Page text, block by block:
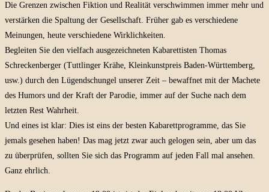
Die Grenzen zwischen Fiktion und Realität verschwimmen immer mehr und
verstärken die Spaltung der Gesellschaft. Früher gab es verschiedene
Meinungen, heute verschiedene Wirklichkeiten.
Begleiten Sie den vielfach ausgezeichneten Kabarettisten Thomas
Schreckenberger (Tuttlinger Krähe, Kleinkunstpreis Baden-Württemberg,
usw.) durch den Lügendschungel unserer Zeit – bewaffnet mit der Machete
des Humors und der Kraft der Parodie, immer auf der Suche nach dem
letzten Rest Wahrheit.
Und eines ist klar: Dies ist eins der besten Kabarettprogramme, das Sie
jemals gesehen haben! Das mag jetzt zwar auch gelogen sein, aber um das
zu überprüfen, sollten Sie sich das Programm auf jeden Fall mal ansehen.
Ganz ehrlich.